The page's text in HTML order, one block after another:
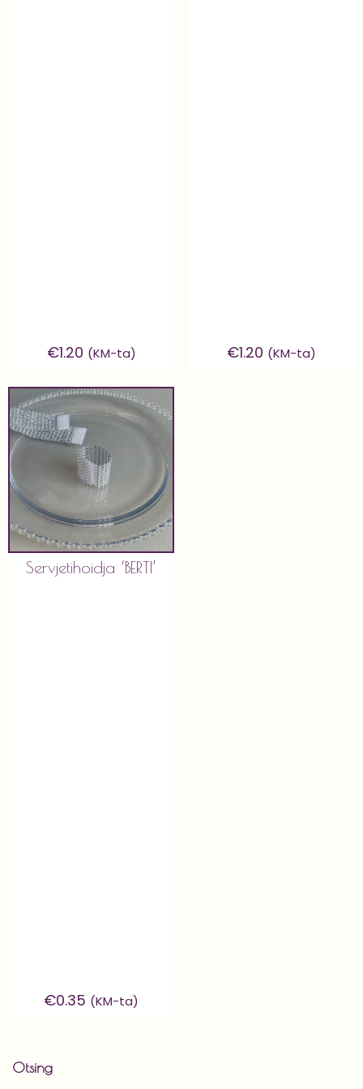
€1.20 (KM-ta) €1.20 (KM-ta)
Servjetihoidja ‘BERTI’
€0.35 (KM-ta)
Otsing